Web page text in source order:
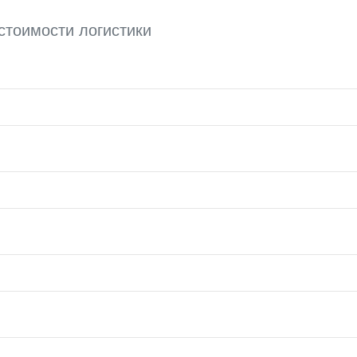
логистики